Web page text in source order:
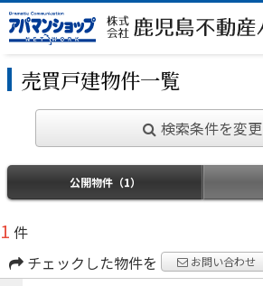
売買戸建物件一覧
検索条件を変更
公開物件（1）
1 件
チェックした物件を
お問い合わせ